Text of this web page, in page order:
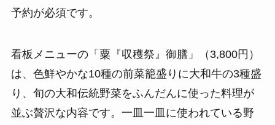
予約が必須です。
看板メニューの「粟『収穫祭』御膳」（3,800円）
は、色鮮やかな10種の前菜籠盛りに大和牛の3種盛
り、旬の大和伝統野菜をふんだんに使った料理が
並ぶ贅沢な内容です。一皿一皿に使われている野